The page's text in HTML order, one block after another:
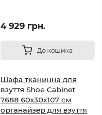
4 929 грн.
До кошика
Шафа тканинна для
взуття Shoe Cabinet
7688 60х30х107 см
органайзер для взуття